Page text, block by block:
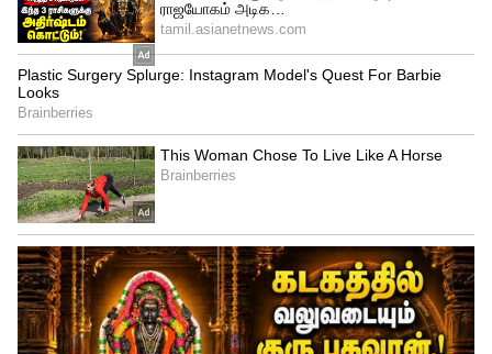
இரண்டு, மூன்று மனைவிகளுடன்
வாழ்பவராக உள்ளனர். இச்சமூகத்தில்
பெண்களுக்கு சிறுவயதிலேயே திருமணம்
செய்துவைக்கும் நடைமுறை அதிகளவில்
உள்ளது.